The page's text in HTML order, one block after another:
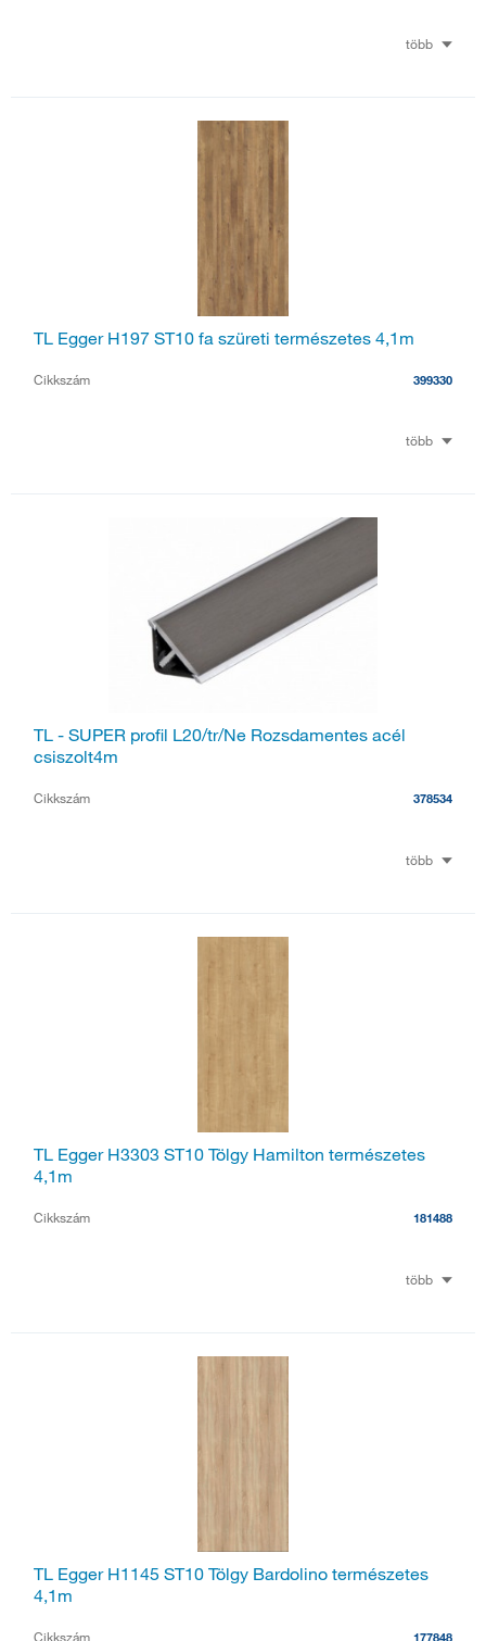
több
TL Egger H197 ST10 fa szüreti természetes 4,1m
Cikkszám 399330
több
TL - SUPER profil L20/tr/Ne Rozsdamentes acél
csiszolt4m
Cikkszám 378534
több
TL Egger H3303 ST10 Tölgy Hamilton természetes
4,1m
Cikkszám 181488
több
TL Egger H1145 ST10 Tölgy Bardolino természetes
4,1m
Cikkszám 177848